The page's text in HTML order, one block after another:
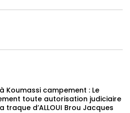
Koumassi campement : Le
toute autorisation judiciaire
traque d’ALLOUI Brou Jacques